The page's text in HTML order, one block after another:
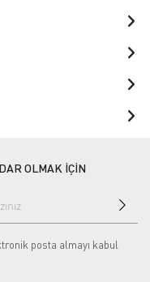
OLMAK İÇİN
posta almayı kabul